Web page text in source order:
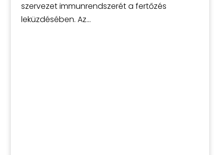
szervezet immunrendszerét a fertőzés
leküzdésében. Az...